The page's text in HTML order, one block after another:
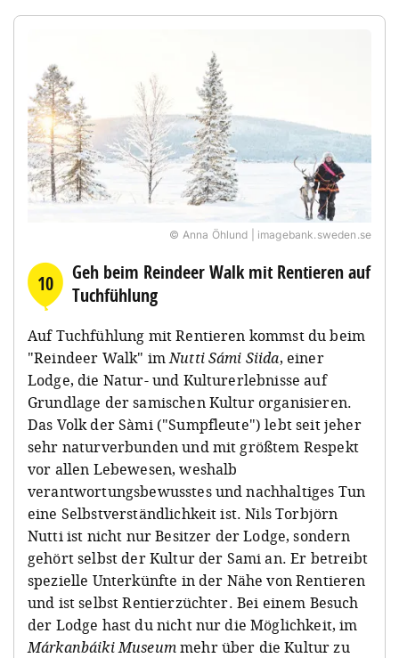
© Anna Öhlund | imagebank.sweden.se
10
Geh beim Reindeer Walk mit Rentieren auf
Tuchfühlung
Auf Tuchfühlung mit Rentieren kommst du beim
"Reindeer Walk" imNutti Sámi Siida, einer
Lodge, die Natur- und Kulturerlebnisse auf
Grundlage der samischen Kultur organisieren.
Das Volk der Sàmi ("Sumpfleute") lebt seit jeher
sehr naturverbunden und mit größtem Respekt
vor allen Lebewesen, weshalb
verantwortungsbewusstes und nachhaltiges Tun
eine Selbstverständlichkeit ist. Nils Torbjörn
Nutti ist nicht nur Besitzer der Lodge, sondern
gehört selbst der Kultur der Sami an. Er betreibt
spezielle Unterkünfte in der Nähe von Rentieren
und ist selbst Rentierzüchter. Bei einem Besuch
der Lodge hast du nicht nur die Möglichkeit, im
Márkanbáiki Museummehr über die Kultur zu